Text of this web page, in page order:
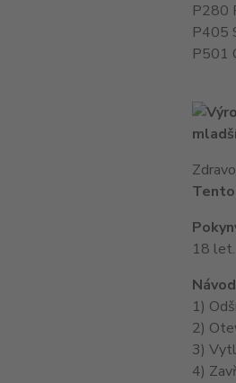
P280
P405
P501
18 let.
1)
2)
3)
4)